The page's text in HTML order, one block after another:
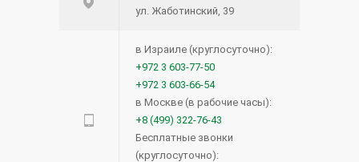
ул. Жаботинский, 39
в Израиле (круглосуточно):
+972 3 603-77-50
+972 3 603-66-54
в Москве (в рабочие часы):
+8 (499) 322-76-43
Бесплатные звонки
(круглосуточно):